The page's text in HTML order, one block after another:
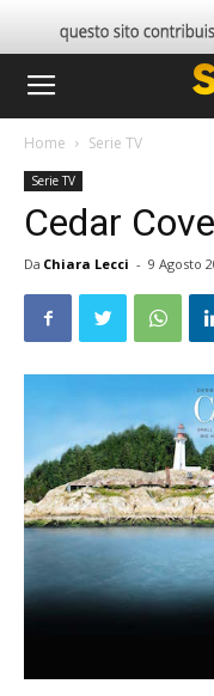
Home Serie TV
Serie TV
Cedar
Da Chiara Lecci - 9 Agosto